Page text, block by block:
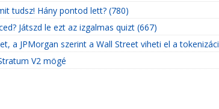
tudsz! Hány pontod lett? (780)
Játszd le ezt az izgalmas quizt (667)
a JPMorgan szerint a Wall Street viheti el a
V2 mögé